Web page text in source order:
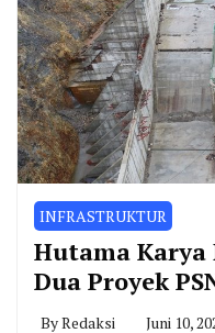
INFRASTRUKTUR
Hutama Karya
Dua Proyek
ByRedaksi Juni 10,